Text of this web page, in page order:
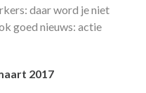
daar word je niet
goed nieuws: actie
2017